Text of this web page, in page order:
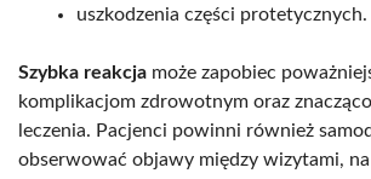
uszkodzenia części protetycznych.
Szybka reakcja może zapobiec
komplikacjom zdrowotnym oraz
leczenia. Pacjenci powinni również
obserwować objawy między wizytami, na